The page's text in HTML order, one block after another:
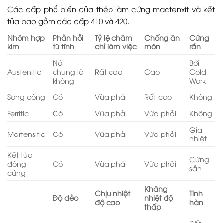
Các cấp phổ biến của thép làm cứng mactenxit và kết
tủa bao gồm các cấp 410 và 420.
Nhóm hợp
kim
Phản hồi
từ tính
Tỷ lệ chăm
chỉ làm việc
Chống ăn
mòn
Cứng
rắn
Austenitic
Nói
chung là
không
Rất cao Cao
Bởi
Cold
Work
Song công
Có Vừa phải Rất cao
Không
Ferritic
Có Vừa phải Vừa phải Không
Martensitic Có Vừa phải Vừa phải
Gia
nhiệt
Kết tủa
đông
cứng
Có Vừa phải Vừa phải
Cứng
sẵn
Độ dẻo
Chịu nhiệt
độ cao
Kháng
nhiệt độ
thấp
Tính
hàn